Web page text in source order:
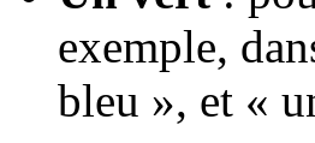
exemple,
bleu », et «